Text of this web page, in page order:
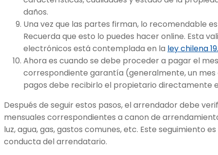
daños.
Una vez que las partes firman, lo recomendable
Recuerda que esto lo puedes hacer online. Esta
electrónicos está contemplada en la ley chilena
Ahora es cuando se debe proceder a pagar el
correspondiente garantía (generalmente, un
pagos debe recibirlo el propietario directamente
Después de seguir estos pasos, el arrendador debe
mensuales correspondientes a canon de
luz, agua, gas, gastos comunes, etc. Este seguimiento
conducta del arrendatario.